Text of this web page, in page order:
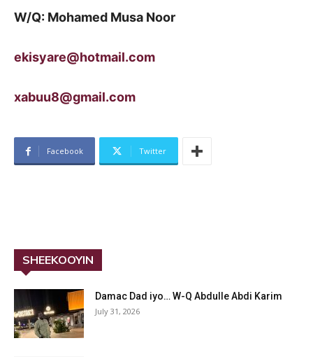
W/Q: Mohamed Musa Noor
ekisyare@hotmail.com
xabuu8@gmail.com
Facebook Twitter
SHEEKOOYIN
Damac Dad iyo… W-Q Abdulle Abdi Karim
July 31, 2026